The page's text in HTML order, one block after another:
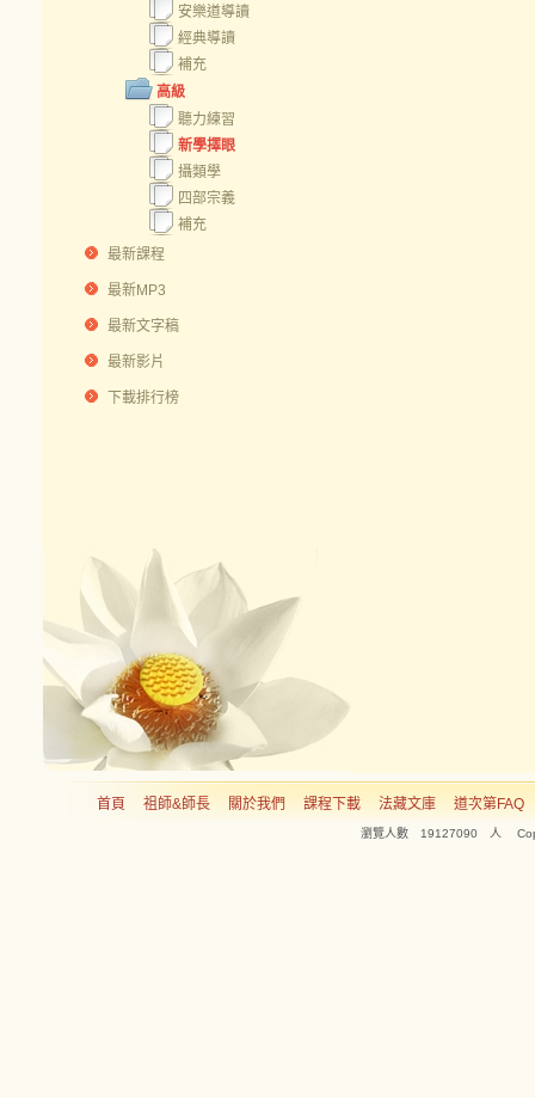
安樂道導讀
經典導讀
補充
高級
聽力練習
新學擇眼
攝類學
四部宗義
補充
最新課程
最新MP3
最新文字稿
最新影片
下載排行榜
首頁 祖師&師長 關於我們 課程下載 法藏文庫 道次第FAQ
瀏覽人數 19127090 人